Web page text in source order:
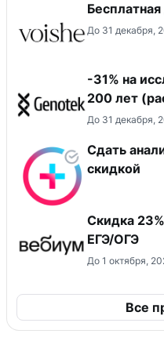
До 31 декабря,
-31% на
200 лет
До 31 декабря,
Сдать
скидкой
Скидка
ЕГЭ/ОГЭ
До 1 октября,
Все